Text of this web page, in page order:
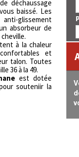
déchaussage
baissé. Les
glissement
absorbeur de
à la chaleur
et
talon. Toutes
36 à la 49.
est dotée
souteniir la